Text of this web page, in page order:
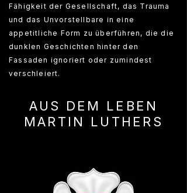
Fähigkeit der Gesellschaft, das Trauma
und das Unvorstellbare in eine
appetitliche Form zu überführen, die die
dunklen Geschichten hinter den
Fassaden ignoriert oder zumindest
verschleiert.
AUS DEM LEBEN
MARTIN LUTHERS